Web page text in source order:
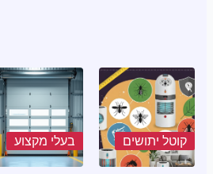
קוטל יתושים בעלי מקצוע